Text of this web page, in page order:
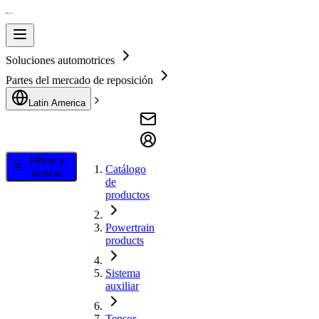
Soluciones automotrices
Partes del mercado de reposición
Latin America
Filtrar y
buscar
Catálogo
de
productos
Powertrain
products
Sistema
auxiliar